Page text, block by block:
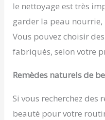
le nettoyage est très
garder la peau nourrie,
Vous pouvez choisir
fabriqués, selon votre
Remèdes naturels de
Si vous recherchez des
beauté pour votre